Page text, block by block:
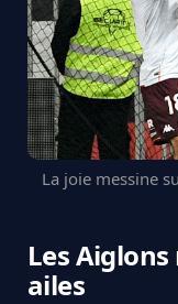
La joie messine
Les
ailes